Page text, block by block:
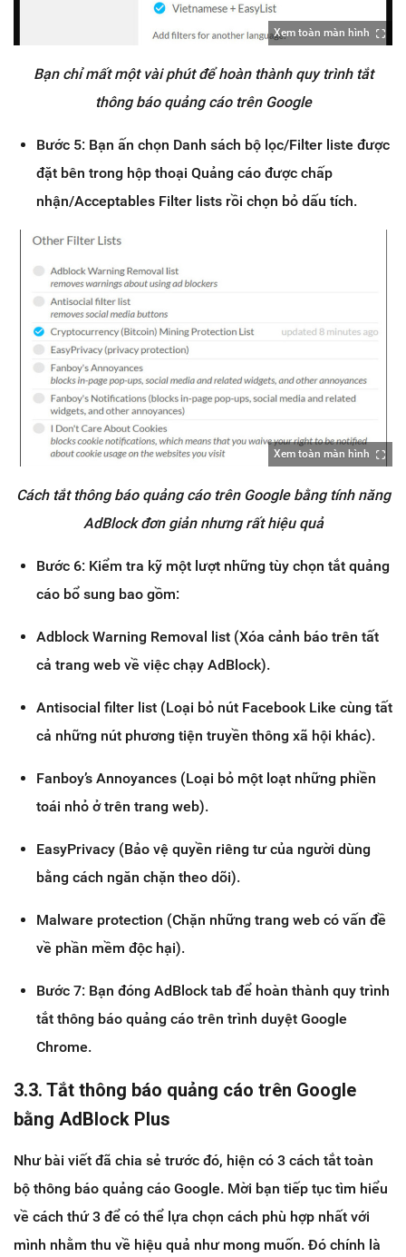
Xem toàn màn hình
Bạn chỉ mất một vài phút để hoàn thành quy trình tắt
thông báo quảng cáo trên Google
Bước 5: Bạn ấn chọn Danh sách bộ lọc/Filter liste được
đặt bên trong hộp thoại Quảng cáo được chấp
nhận/Acceptables Filter lists rồi chọn bỏ dấu tích.
Xem toàn màn hình
Cách tắt thông báo quảng cáo trên Google bằng tính năng
AdBlock đơn giản nhưng rất hiệu quả
Bước 6: Kiểm tra kỹ một lượt những tùy chọn tắt quảng
cáo bổ sung bao gồm:
Adblock Warning Removal list (Xóa cảnh báo trên tất
cả trang web về việc chạy AdBlock).
Antisocial filter list (Loại bỏ nút Facebook Like cùng tất
cả những nút phương tiện truyền thông xã hội khác).
Fanboy’s Annoyances (Loại bỏ một loạt những phiền
toái nhỏ ở trên trang web).
EasyPrivacy (Bảo vệ quyền riêng tư của người dùng
bằng cách ngăn chặn theo dõi).
Malware protection (Chặn những trang web có vấn đề
về phần mềm độc hại).
Bước 7: Bạn đóng AdBlock tab để hoàn thành quy trình
tắt thông báo quảng cáo trên trình duyệt Google
Chrome.
3.3. Tắt thông báo quảng cáo trên Google
bằng AdBlock Plus
Như bài viết đã chia sẻ trước đó, hiện có 3 cách tắt toàn
bộ thông báo quảng cáo Google. Mời bạn tiếp tục tìm hiểu
về cách thứ 3 để có thể lựa chọn cách phù hợp nhất với
mình nhằm thu về hiệu quả như mong muốn. Đó chính là